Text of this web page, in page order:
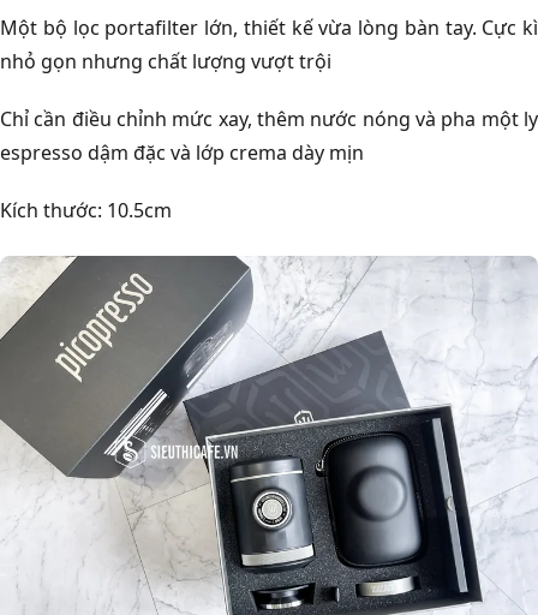
Một bộ lọc portafilter lớn, thiết kế vừa lòng bàn tay. Cực kì
nhỏ gọn nhưng chất lượng vượt trội
Chỉ cần điều chỉnh mức xay, thêm nước nóng và pha một ly
espresso dậm đặc và lớp crema dày mịn
Kích thước: 10.5cm